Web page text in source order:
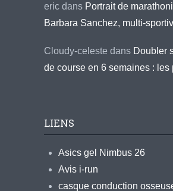
eric dans Portrait de
Barbara Sanchez, multi-
Cloudy-celeste dans Doubler
de course en 6 semaines : les
LIENS
Asics gel Nimbus 26
Avis i-run
casque conduction